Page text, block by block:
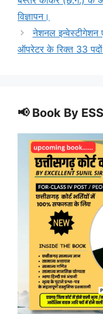
विज्ञापन।
नेशनल इन्वेस्टीगेशन
ऑपरेटर के रिक्त 33 पदों
📢 Book By ESS